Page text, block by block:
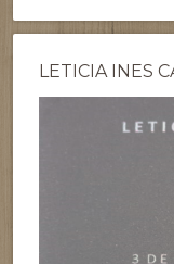
LETICIA INES